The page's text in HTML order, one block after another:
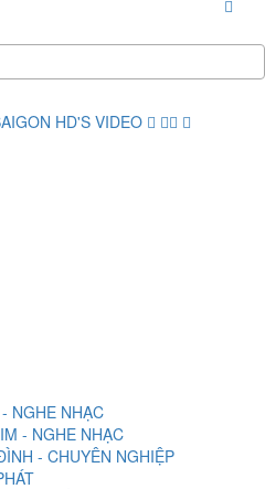
HD'S VIDEO
NGHE NHẠC
- NGHE NHẠC
- CHUYÊN NGHIỆP